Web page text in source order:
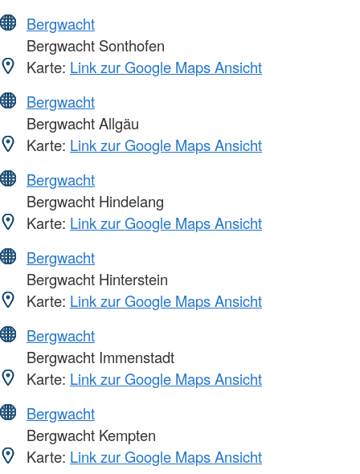
Bergwacht
Bergwacht Sonthofen
Karte: Link zur Google Maps Ansicht
Bergwacht
Bergwacht Allgäu
Karte: Link zur Google Maps Ansicht
Bergwacht
Bergwacht Hindelang
Karte: Link zur Google Maps Ansicht
Bergwacht
Bergwacht Hinterstein
Karte: Link zur Google Maps Ansicht
Bergwacht
Bergwacht Immenstadt
Karte: Link zur Google Maps Ansicht
Bergwacht
Bergwacht Kempten
Karte: Link zur Google Maps Ansicht